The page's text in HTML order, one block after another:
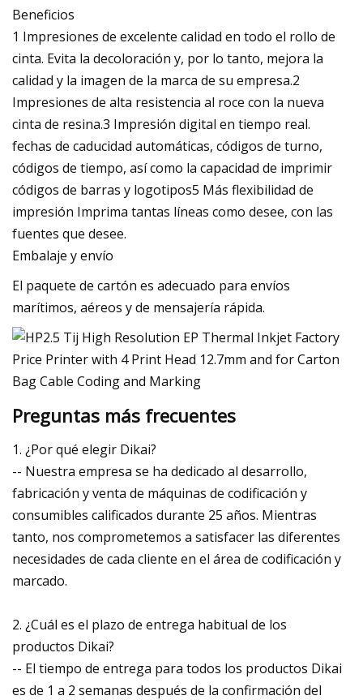
Beneficios
1 Impresiones de excelente calidad en todo el rollo de
cinta. Evita la decoloración y, por lo tanto, mejora la
calidad y la imagen de la marca de su empresa.2
Impresiones de alta resistencia al roce con la nueva
cinta de resina.3 Impresión digital en tiempo real.
fechas de caducidad automáticas, códigos de turno,
códigos de tiempo, así como la capacidad de imprimir
códigos de barras y logotipos5 Más flexibilidad de
impresión Imprima tantas líneas como desee, con las
fuentes que desee.
Embalaje y envío
El paquete de cartón es adecuado para envíos
marítimos, aéreos y de mensajería rápida.
Preguntas más frecuentes
1. ¿Por qué elegir Dikai?
-- Nuestra empresa se ha dedicado al desarrollo,
fabricación y venta de máquinas de codificación y
consumibles calificados durante 25 años. Mientras
tanto, nos comprometemos a satisfacer las diferentes
necesidades de cada cliente en el área de codificación y
marcado.
2. ¿Cuál es el plazo de entrega habitual de los
productos Dikai?
-- El tiempo de entrega para todos los productos Dikai
es de 1 a 2 semanas después de la confirmación del